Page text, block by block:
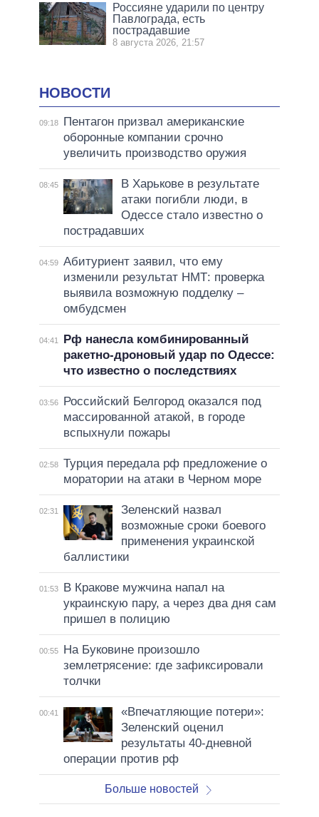
Россияне ударили по центру
Павлограда, есть
пострадавшие
8 августа 2026, 21:57
НОВОСТИ
09:18
Пентагон призвал американские
оборонные компании срочно
увеличить производство оружия
08:45
В Харькове в результате
атаки погибли люди, в
Одессе стало известно о
пострадавших
04:59 Абитуриент заявил, что ему
изменили результат НМТ: проверка
выявила возможную подделку –
омбудсмен
04:41
Рф нанесла комбинированный
ракетно-дроновый удар по Одессе:
что известно о последствиях
03:56
Российский Белгород оказался под
массированной атакой, в городе
вспыхнули пожары
02:58 Турция передала рф предложение о
моратории на атаки в Черном море
02:31
Зеленский назвал
возможные сроки боевого
применения украинской
баллистики
01:53
В Кракове мужчина напал на
украинскую пару, а через два дня сам
пришел в полицию
00:55
На Буковине произошло
землетрясение: где зафиксировали
толчки
00:41
«Впечатляющие потери»:
Зеленский оценил
результаты 40-дневной
операции против рф
Больше новостей